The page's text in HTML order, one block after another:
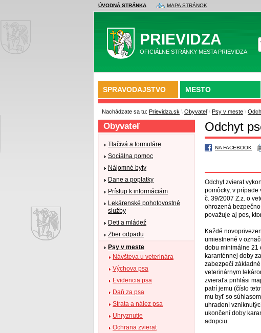
ÚVODNÁ STRÁNKA MAPA STRÁNOK
PRIEVIDZA
OFICIÁLNE STRÁNKY MESTA PRIEVIDZA
SPRAVODAJSTVO MESTO
Nachádzate sa tu: Prievidza.sk \ Obyvateľ \ Psy v meste \
Odchyt
NA FACEBOOK
Odchyt zvierat
pomôcky, v
č. 39/2007 Z.z. o
ohrozená
považuje aj pes,
Každé
umiestnené v
dobu minimálne 21
karanténnej doby
zabezpečí
veterinárnym
zvieraťa prihlási
patrí jemu (číslo
mu byť so
uhradení
ukončení doby
adopciu.
Obyvateľ
Tlačivá a formuláre
Sociálna pomoc
Nájomné byty
Dane a poplatky
Prístup k informáciám
Lekárenské pohotovostné
služby
Deti a mládež
Zber odpadu
Psy v meste
Návšteva u veterinára
Výchova psa
Evidencia psa
Daň za psa
Strata a nález psa
Uhryznutie
Ochrana zvierat